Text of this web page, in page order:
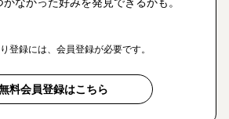
登録には、会員登録が必要です。
料会員登録はこちら